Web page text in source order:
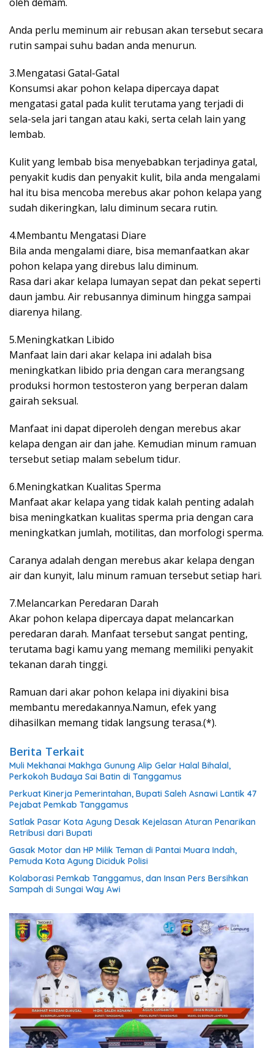
Anda perlu meminum air rebusan akan tersebut secara
rutin sampai suhu badan anda menurun.
3.Mengatasi Gatal-Gatal
Konsumsi akar pohon kelapa dipercaya dapat
mengatasi gatal pada kulit terutama yang terjadi di
sela-sela jari tangan atau kaki, serta celah lain yang
lembab.
Kulit yang lembab bisa menyebabkan terjadinya gatal,
penyakit kudis dan penyakit kulit, bila anda mengalami
hal itu bisa mencoba merebus akar pohon kelapa yang
sudah dikeringkan, lalu diminum secara rutin.
4.Membantu Mengatasi Diare
Bila anda mengalami diare, bisa memanfaatkan akar
pohon kelapa yang direbus lalu diminum.
Rasa dari akar kelapa lumayan sepat dan pekat seperti
daun jambu. Air rebusannya diminum hingga sampai
diarenya hilang.
5.Meningkatkan Libido
Manfaat lain dari akar kelapa ini adalah bisa
meningkatkan libido pria dengan cara merangsang
produksi hormon testosteron yang berperan dalam
gairah seksual.
Manfaat ini dapat diperoleh dengan merebus akar
kelapa dengan air dan jahe. Kemudian minum ramuan
tersebut setiap malam sebelum tidur.
6.Meningkatkan Kualitas Sperma
Manfaat akar kelapa yang tidak kalah penting adalah
bisa meningkatkan kualitas sperma pria dengan cara
meningkatkan jumlah, motilitas, dan morfologi sperma.
Caranya adalah dengan merebus akar kelapa dengan
air dan kunyit, lalu minum ramuan tersebut setiap hari.
7.Melancarkan Peredaran Darah
Akar pohon kelapa dipercaya dapat melancarkan
peredaran darah. Manfaat tersebut sangat penting,
terutama bagi kamu yang memang memiliki penyakit
tekanan darah tinggi.
Ramuan dari akar pohon kelapa ini diyakini bisa
membantu meredakannya.Namun, efek yang
dihasilkan memang tidak langsung terasa.(*).
Berita Terkait
Muli Mekhanai Makhga Gunung Alip Gelar Halal Bihalal,
Perkokoh Budaya Sai Batin di Tanggamus
Perkuat Kinerja Pemerintahan, Bupati Saleh Asnawi Lantik 47
Pejabat Pemkab Tanggamus
Satlak Pasar Kota Agung Desak Kejelasan Aturan Penarikan
Retribusi dari Bupati
Gasak Motor dan HP Milik Teman di Pantai Muara Indah,
Pemuda Kota Agung Diciduk Polisi
Kolaborasi Pemkab Tanggamus, dan Insan Pers Bersihkan
Sampah di Sungai Way Awi